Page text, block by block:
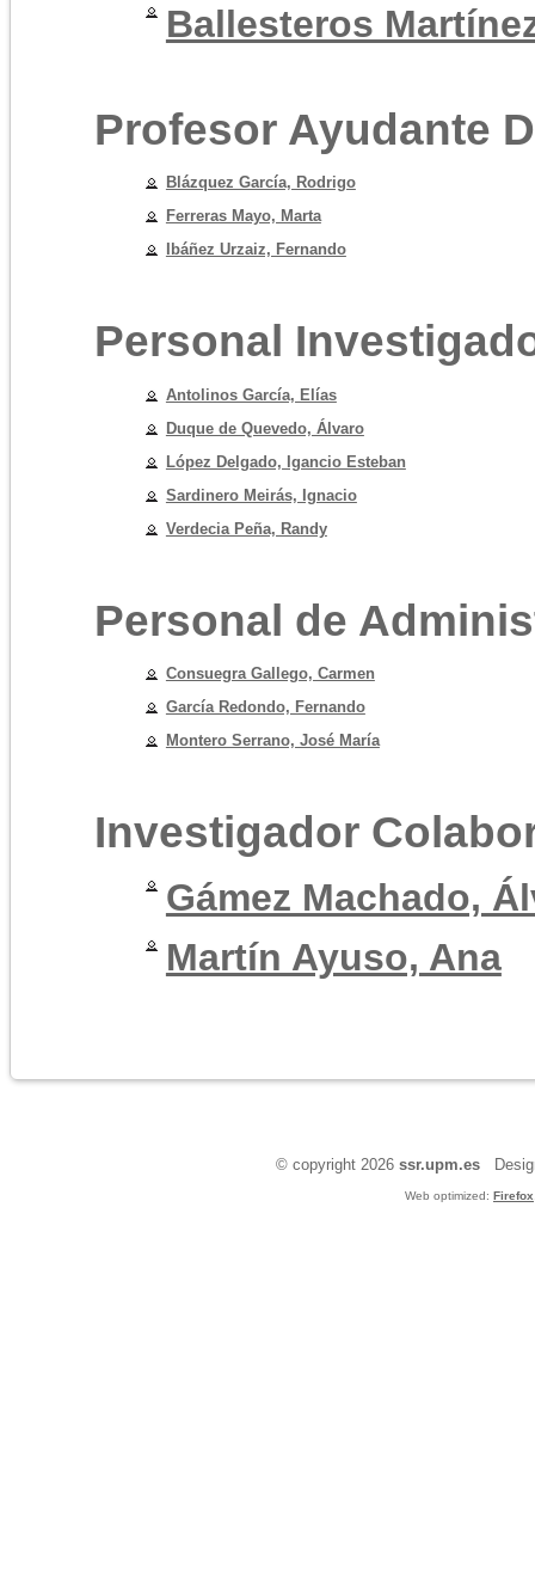
Ballesteros
Profesor Ayudante
Blázquez García, Rodrigo
Ferreras Mayo, Marta
Ibáñez Urzaiz, Fernando
Personal
Antolinos García, Elías
Duque de Quevedo, Álvaro
López Delgado, Igancio Esteban
Sardinero Meirás, Ignacio
Verdecia Peña, Randy
Personal de
Consuegra Gallego, Carmen
García Redondo, Fernando
Montero Serrano, José María
Investigador
Gámez Machado,
Martín Ayuso, Ana
© copyright 2026 ssr.upm.es
Web optimized: Firefox